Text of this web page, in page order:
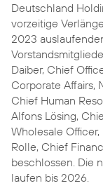
Deutschland
vorzeitige
2023
Daiber, Chief
Corporate Affairs,
Chief Human
Alfons Lösing,
Wholesale
Rolle, Chief
beschlossen. Die
laufen bis 2026.